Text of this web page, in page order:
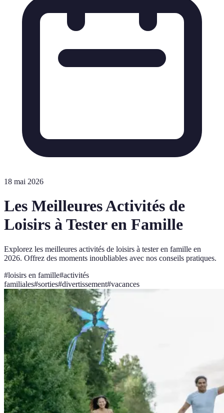
18 mai 2026
Les Meilleures Activités de
Loisirs à Tester en Famille
Explorez les meilleures activités de loisirs à tester en famille en
2026. Offrez des moments inoubliables avec nos conseils pratiques.
#loisirs en famille#activités
familiales#sorties#divertissement#vacances